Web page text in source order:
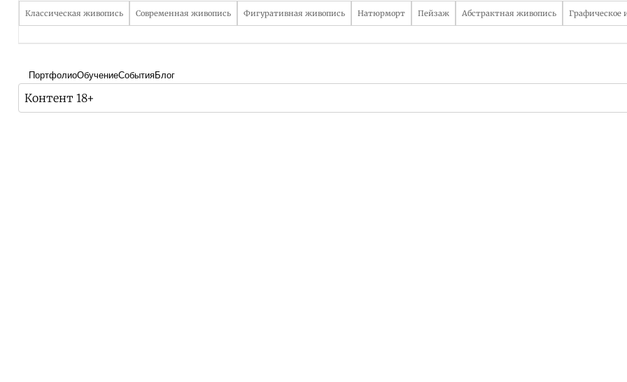
Классическая живопись Современная живопись Фигуративная живопись Натюрморт Пейзаж Абстрактная живопись Графическое
ПортфолиоОбучениеСобытияБлог
Контент 18+